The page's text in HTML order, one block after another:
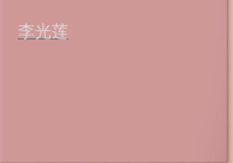
李光莲